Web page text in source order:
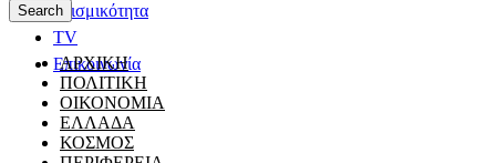
Σεισμικότητα
TV
Επικοινωνία
Search
ΑΡΧΙΚΗ
ΠΟΛΙΤΙΚΗ
ΟΙΚΟΝΟΜΙΑ
ΕΛΛΑΔΑ
ΚΟΣΜΟΣ